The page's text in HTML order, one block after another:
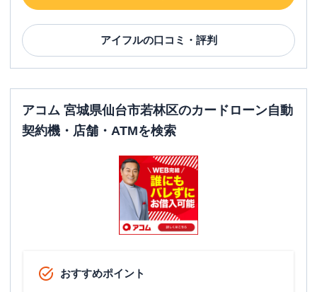
アイフルの口コミ・評判
アコム 宮城県仙台市若林区のカードローン自動
契約機・店舗・ATMを検索
おすすめポイント